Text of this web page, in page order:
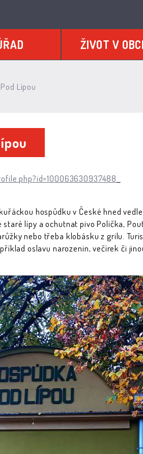
ŽIVOT V OBCI
Lípou
hospůdku v České hned
lípy a ochutnat pivo Polička,
nebo třeba klobásku z grilu.
oslavu narozenin, večírek či